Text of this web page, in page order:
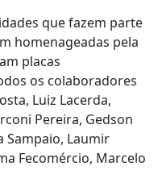
que fazem parte
homenageadas pela
placas
os colaboradores
Luiz Lacerda,
Pereira, Gedson
Sampaio, Laumir
Fecomércio, Marcelo